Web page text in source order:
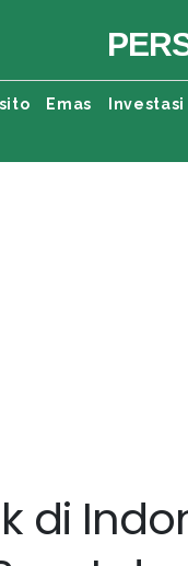
Emas Investasi
di